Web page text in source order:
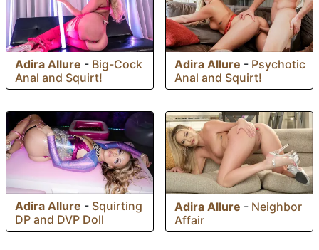
Adira Allure - Big-Cock
Anal and Squirt!
Adira Allure - Psychotic
Anal and Squirt!
Adira Allure - Squirting
DP and DVP Doll
Adira Allure - Neighbor
Affair